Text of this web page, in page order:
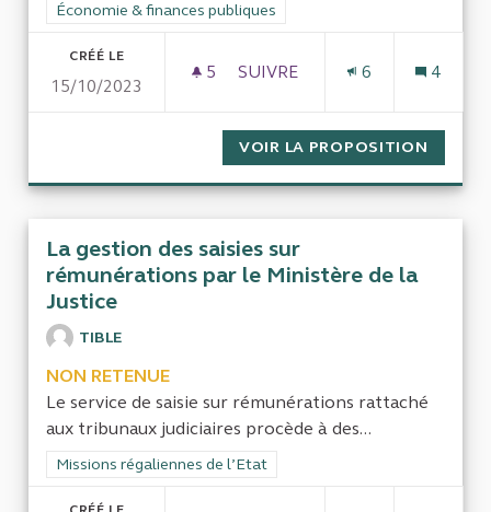
Filtrer les résultats de la catégorie : Économie & finances
Économie & finances publiques
CRÉÉ LE
15/10/2023
5 5 ABONNÉS
SUIVRE
6 4
VOIR LA PROPOSITION
La gestion des saisies sur
rémunérations par le Ministère de la
Justice
TIBLE
NON RETENUE
Le service de saisie sur rémunérations rattaché
aux tribunaux judiciaires procède à des...
Filtrer les résultats de la catégorie : Missions régaliennes de
Missions régaliennes de l’Etat